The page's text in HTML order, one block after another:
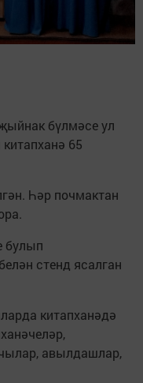
бүлмәсе ул
65
Һәр почмактан
булып
стенд ясалган
китапханәдә
авылдашлар,